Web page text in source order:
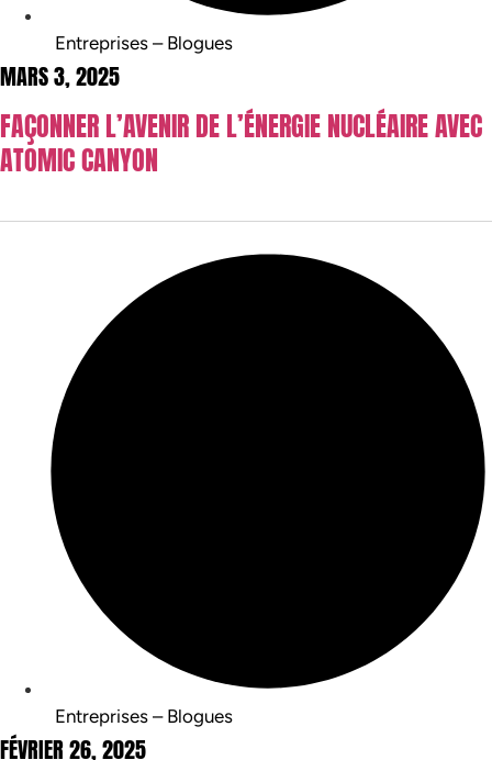
Entreprises – Blogues
MARS 3, 2025
FAÇONNER L’AVENIR DE L’ÉNERGIE NUCLÉAIRE AVEC
ATOMIC CANYON
Entreprises – Blogues
FÉVRIER 26, 2025